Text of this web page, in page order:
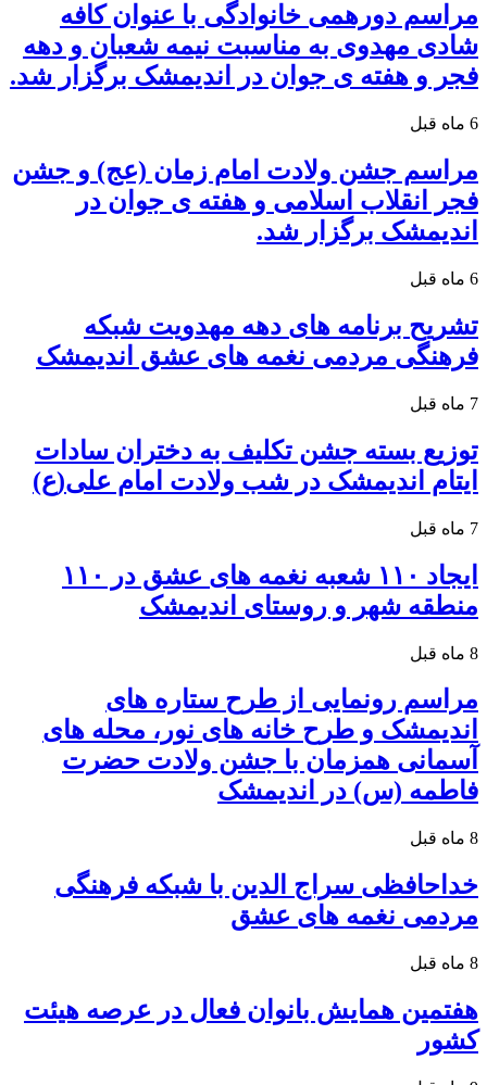
مراسم دورهمی خانوادگی با عنوان کافه
شادی مهدوی به مناسبت نیمه شعبان و دهه
فجر و هفته ی جوان در اندیمشک برگزار شد.
6 ماه قبل
مراسم جشن ولادت امام زمان (عج) و جشن
فجر انقلاب اسلامی و هفته ی جوان در
اندیمشک برگزار شد.
6 ماه قبل
تشریح برنامه های دهه مهدویت شبکه
فرهنگی مردمی نغمه های عشق اندیمشک
7 ماه قبل
توزیع بسته جشن تکلیف به دختران سادات
ایتام اندیمشک در شب ولادت امام علی(ع)
7 ماه قبل
ایجاد ۱۱۰ شعبه نغمه های عشق در ۱۱۰
منطقه شهر و روستای اندیمشک
8 ماه قبل
مراسم رونمایی از طرح ستاره های
اندیمشک و طرح خانه های نور، محله های
آسمانی همزمان با جشن ولادت حضرت
فاطمه (س) در اندیمشک
8 ماه قبل
خداحافظی سراج الدین با شبکه فرهنگی
مردمی نغمه های عشق
8 ماه قبل
هفتمین همایش بانوان فعال در عرصه‌ هیئت
کشور